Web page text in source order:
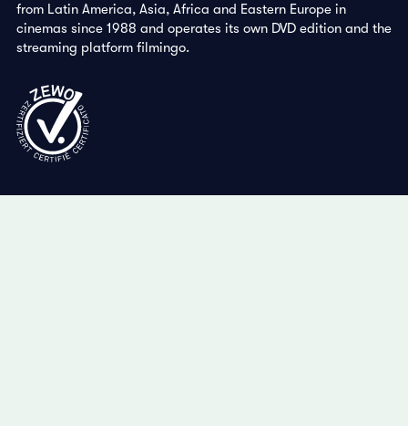
from Latin America, Asia, Africa and Eastern Europe in
cinemas since 1988 and operates its own DVD edition and the
streaming platform filmingo.